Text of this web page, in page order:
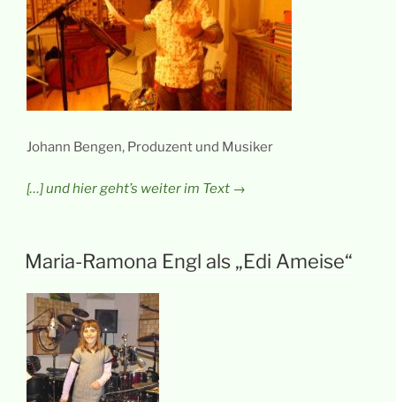
Johann Bengen, Produzent und Musiker
[…] und hier geht’s weiter im Text →
Maria-Ramona Engl als „Edi Ameise“